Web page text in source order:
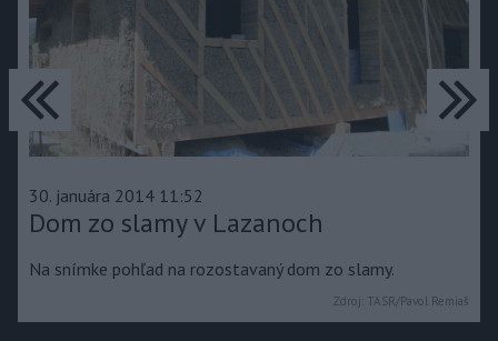
30. januára 2014 11:52
Dom zo slamy v Lazanoch
Na snímke pohľad na rozostavaný dom zo slamy.
Zdroj: TASR/Pavol Remiaš
predchádzajúce